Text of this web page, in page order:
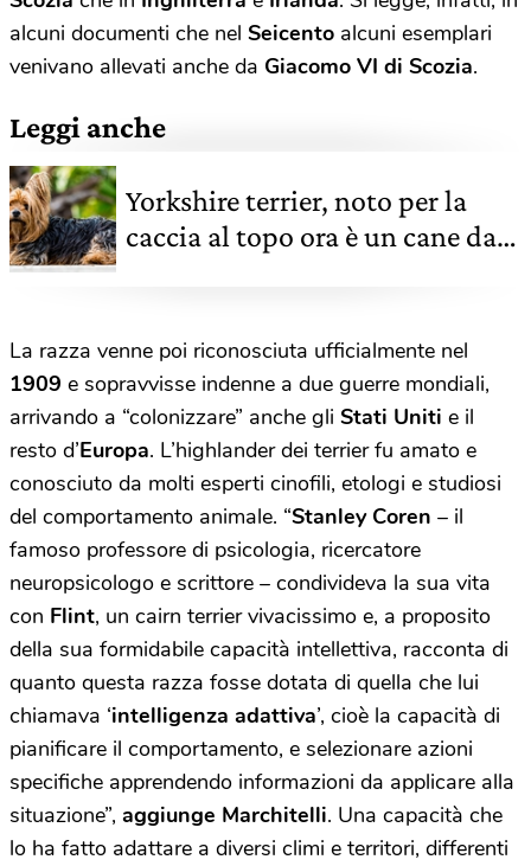
alcuni documenti che nel Seicento alcuni esemplari
venivano allevati anche da Giacomo VI di Scozia.
Leggi anche
Yorkshire terrier, noto per la
caccia al topo ora è un cane da
La razza venne poi riconosciuta ufficialmente nel
1909 e sopravvisse indenne a due guerre mondiali,
arrivando a “colonizzare” anche gli Stati Uniti e il
resto d’Europa. L’highlander dei terrier fu amato e
conosciuto da molti esperti cinofili, etologi e studiosi
del comportamento animale. “Stanley Coren – il
famoso professore di psicologia, ricercatore
neuropsicologo e scrittore – condivideva la sua vita
con Flint, un cairn terrier vivacissimo e, a proposito
della sua formidabile capacità intellettiva, racconta di
quanto questa razza fosse dotata di quella che lui
chiamava ‘intelligenza adattiva’, cioè la capacità di
pianificare il comportamento, e selezionare azioni
specifiche apprendendo informazioni da applicare alla
situazione”, aggiunge Marchitelli. Una capacità che
lo ha fatto adattare a diversi climi e territori, differenti